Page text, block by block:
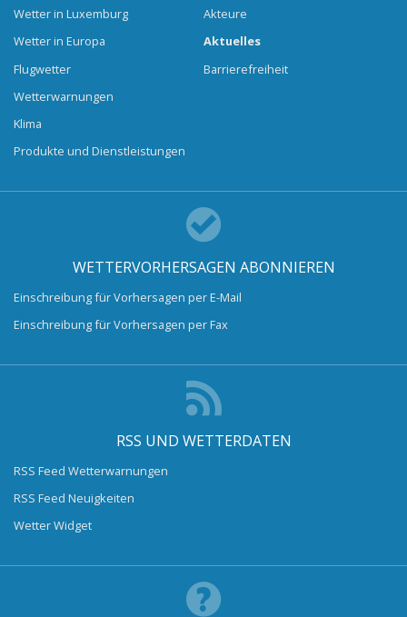
Wetter in Luxemburg
Wetter in Europa
Flugwetter
Wetterwarnungen
Klima
Produkte und Dienstleistungen
Akteure
Aktuelles
Barrierefreiheit
WETTERVORHERSAGEN ABONNIEREN
Einschreibung für Vorhersagen per E-Mail
Einschreibung für Vorhersagen per Fax
RSS UND WETTERDATEN
RSS Feed Wetterwarnungen
RSS Feed Neuigkeiten
Wetter Widget